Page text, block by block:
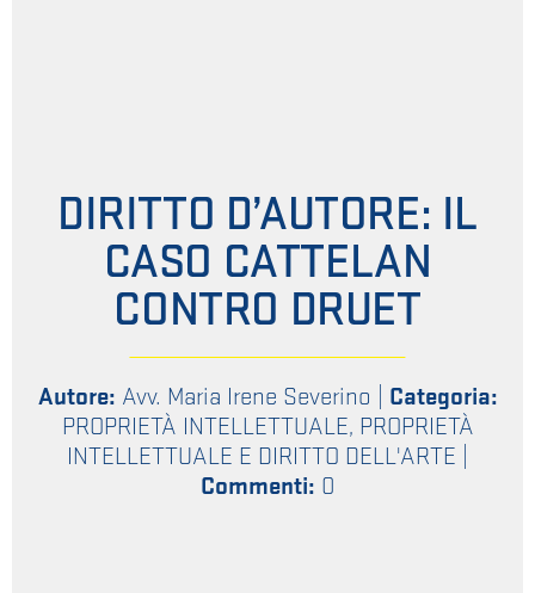
DIRITTO D’AUTORE: IL
CASO CATTELAN
CONTRO DRUET
Autore: Avv. Maria Irene Severino
Categoria:
PROPRIETÀ INTELLETTUALE, PROPRIETÀ
INTELLETTUALE E DIRITTO DELL'ARTE
Commenti: 0